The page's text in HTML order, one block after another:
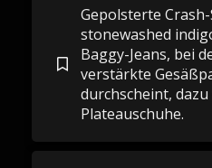
Gepolsterte
stonewashed
Baggy-Jeans, bei
verstärkte
durchscheint,
Plateauschuhe.